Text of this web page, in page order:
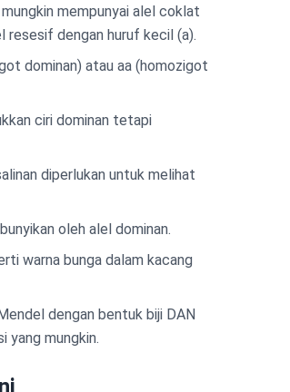
mempunyai alel coklat
resesif dengan huruf kecil (a).
dominan) atau aa (homozigot
ciri dominan tetapi
diperlukan untuk melihat
oleh alel dominan.
warna bunga dalam kacang
dengan bentuk biji DAN
yang mungkin.